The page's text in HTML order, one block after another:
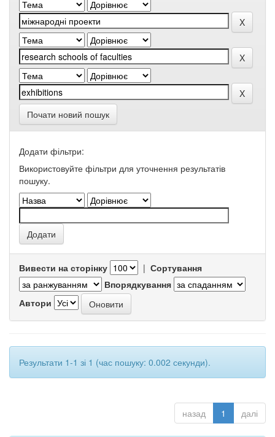
Почати новий пошук
Додати фільтри:
Використовуйте фільтри для уточнення результатів
пошуку.
Вивести на сторінку | Сортування
Впорядкування
Автори
Результати 1-1 зі 1 (час пошуку: 0.002 секунди).
назад 1 далі